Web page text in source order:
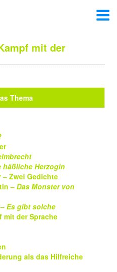
mit der
Thema
häßliche Herzogin
Zwei Gedichte
– Das Monster von
Es gibt solche
mit der Sprache
als das Hilfreiche